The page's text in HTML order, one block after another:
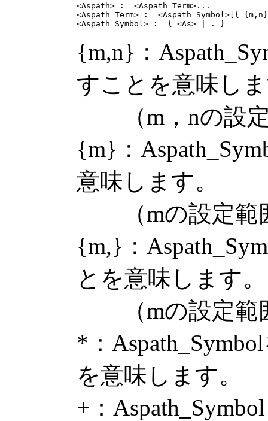
<Aspath> := <Aspath_Term>...
<Aspath_Term> :=
<Aspath_Symbol> := { <As> | . }
{m,n}：
すことを意味し
（m，nの設定
{m}：
意味します。
（mの設定範
{m,}：
とを意味します。
（mの設定範
*：
を意味します。
+：